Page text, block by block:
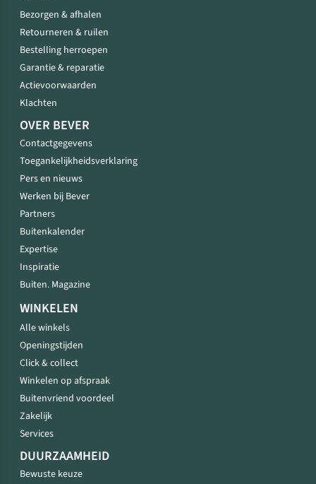
Bezorgen & afhalen
Retourneren & ruilen
Bestelling herroepen
Garantie & reparatie
Actievoorwaarden
Klachten
OVER BEVER
Contactgegevens
Toegankelijkheidsverklaring
Pers en nieuws
Werken bij Bever
Partners
Buitenkalender
Expertise
Inspiratie
Buiten. Magazine
WINKELEN
Alle winkels
Openingstijden
Click & collect
Winkelen op afspraak
Buitenvriend voordeel
Zakelijk
Services
DUURZAAMHEID
Bewuste keuze